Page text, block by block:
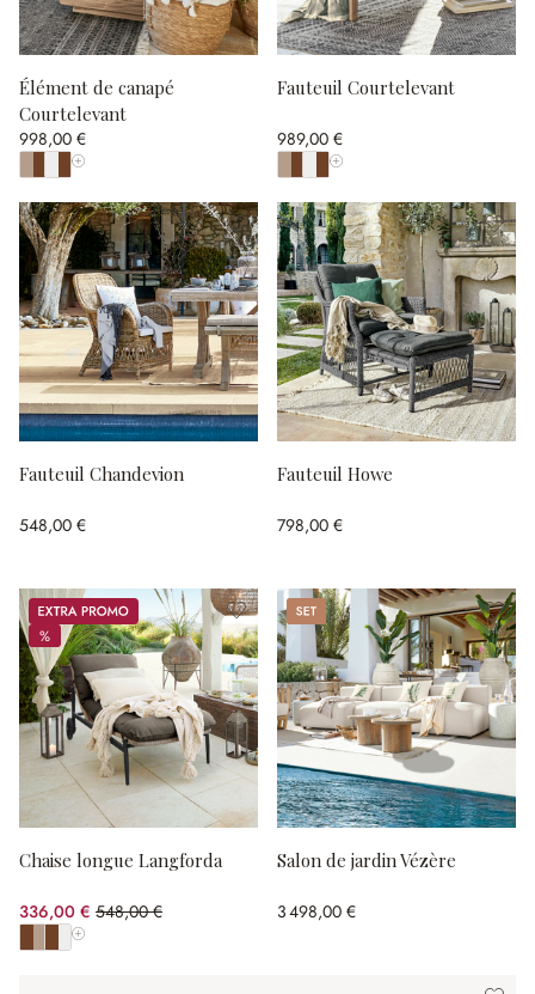
Élément de canapé
Courtelevant
998,00 €
Afficher toutes les couleurs
Fauteuil Courtelevant
989,00 €
Afficher toutes les couleurs
Fauteuil Chandevion
548,00 €
Fauteuil Howe
798,00 €
Promos
%
%
Chaise longue Langforda
336,00 € 548,00 €
(38.69%spared)
Afficher toutes les couleurs
Set
Salon de jardin Vézère
3 498,00 €